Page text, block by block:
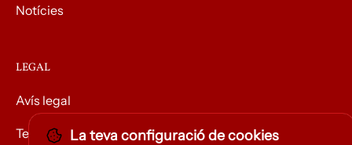
Notícies
LEGAL
Avís legal
Termes i condicions
La teva configuració de cookies